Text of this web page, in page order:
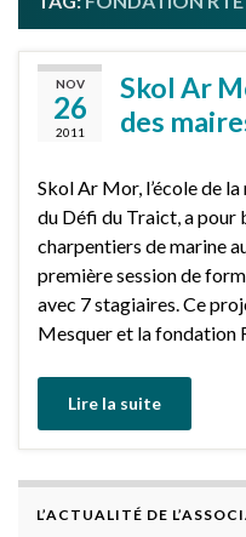
NOV
26
2011
Skol Ar
des
Skol Ar Mor, l’école de
du Défi du Traict, a pour
charpentiers de marine
première session de
avec 7 stagiaires. Ce
Mesquer et la fondation
Lire la suite
L’ACTUALITÉ DE